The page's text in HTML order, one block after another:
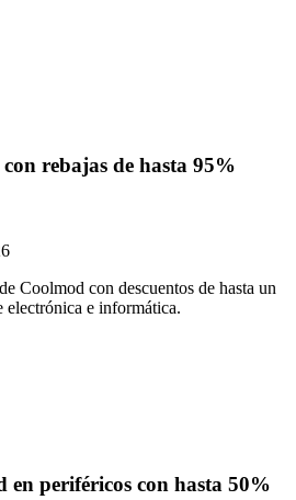
rebajas de hasta 95%
Coolmod con descuentos de hasta un
electrónica e informática.
en periféricos con hasta 50%